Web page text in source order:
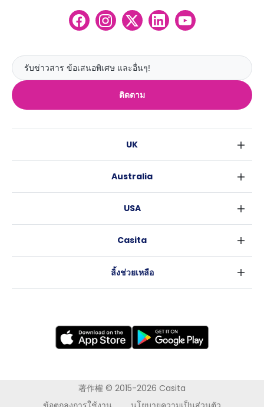
ติดตาม
UK
เอดินเบอระ
ลีดส์
โคเวนทรี
เลสเตอร์
นิวแคสเซิล
นอทธิงแฮม
Australia
บริสเบน
อะเดลายด์
USA
แอตแลนตา
Casita
ลิ้งช่วยเหลือ
著作權 © 2015-2026 Casita